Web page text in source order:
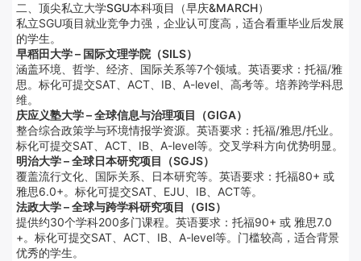
二、顶尖私立大学SGU本科项目（早庆&MARCH）
私立SGU项目就业竞争力强，企业认可度高，适合看重毕业后发展
的学生。
早稻田大学 – 国际文理学院（SILS）
涵盖环境、哲学、经济、国际关系等7个领域。英语要求：托福/雅
思。标化可提交SAT、ACT、IB、A-level、高考等。培养跨学科思
维。
庆应义塾大学 – 全球信息与治理项目（GIGA）
整合综合政策学与环境情报学资源。英语要求：托福/雅思/托业。
标化可提交SAT、ACT、IB、A-level等。交叉学科方向优势明显。
明治大学 – 全球日本研究项目（SGJS）
覆盖流行文化、国际关系、日本研究等。英语要求：托福80+ 或
雅思6.0+。标化可提交SAT、EJU、IB、ACT等。
法政大学 – 全球与跨学科研究项目（GIS）
提供约30个学科200多门课程。英语要求：托福90+ 或 雅思7.0
+。标化可提交SAT、ACT、IB、A-level等。门槛较高，适合背景
优秀的学生。